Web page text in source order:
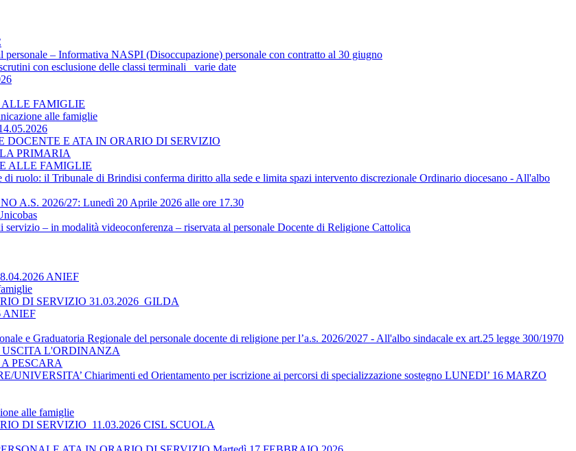
– Informativa NASPI (Disoccupazione) personale con contratto al 30 giugno
con esclusione delle classi terminali_ varie date
ALLE FAMIGLIE
alle famiglie
DOCENTE E ATA IN ORARIO DI SERVIZIO
PRIMARIA
ALLE FAMIGLIE
ruolo: il Tribunale di Brindisi conferma diritto alla sede e limita spazi intervento discrezionale Ordinario diocesano - All'albo
A.S. 2026/27: Lunedì 20 Aprile 2026 alle ore 17.30
– in modalità videoconferenza – riservata al personale Docente di Religione Cattolica
ANIEF
DI SERVIZIO 31.03.2026_GILDA
ANIEF
e Graduatoria Regionale del personale docente di religione per l’a.s. 2026/2027 - All'albo sindacale ex art.25 legge 300/1970
USCITA L'ORDINANZA
PESCARA
Chiarimenti ed Orientamento per iscrizione ai percorsi di specializzazione sostegno LUNEDI’ 16 MARZO
alle famiglie
DI SERVIZIO_11.03.2026 CISL SCUOLA